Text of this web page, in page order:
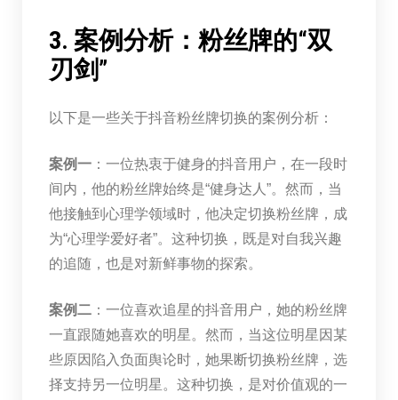
3. 案例分析：粉丝牌的“双
刃剑”
以下是一些关于抖音粉丝牌切换的案例分析：
案例一：一位热衷于健身的抖音用户，在一段时
间内，他的粉丝牌始终是“健身达人”。然而，当
他接触到心理学领域时，他决定切换粉丝牌，成
为“心理学爱好者”。这种切换，既是对自我兴趣
的追随，也是对新鲜事物的探索。
案例二：一位喜欢追星的抖音用户，她的粉丝牌
一直跟随她喜欢的明星。然而，当这位明星因某
些原因陷入负面舆论时，她果断切换粉丝牌，选
择支持另一位明星。这种切换，是对价值观的一